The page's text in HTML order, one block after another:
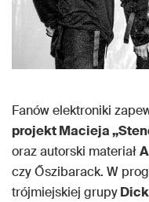
Fanów elektroniki
projekt Macieja
oraz autorski materiał
czy Őszibarack. W
trójmiejskiej grupy